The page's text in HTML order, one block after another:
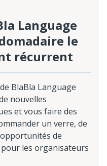
Language
le
récurrent
BlaBla Language
nouvelles
et vous faire des
un verre, de
de
les organisateurs